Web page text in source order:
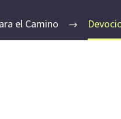
el Camino